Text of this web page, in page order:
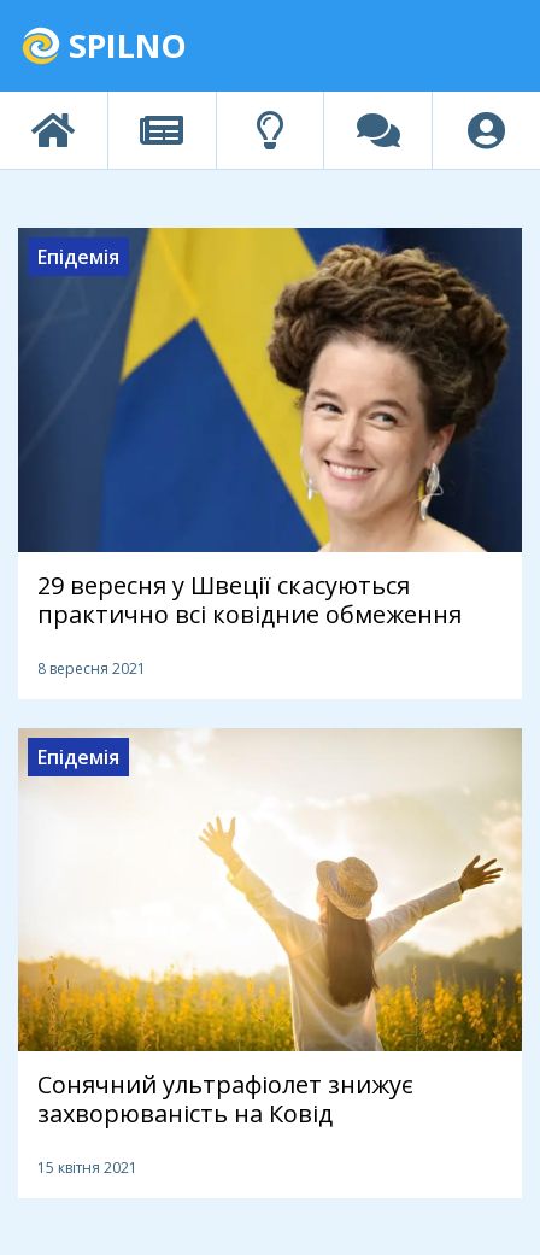
SPILNO
Епідемія
29 вересня у Швеції скасуються
практично всі ковідние обмеження
8 вересня 2021
Епідемія
Сонячний ультрафіолет знижує
захворюваність на Ковід
15 квітня 2021